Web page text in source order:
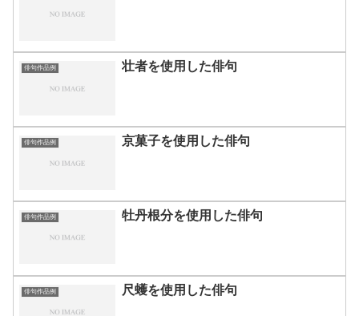
俳句作品例 壮者を使用した俳句
俳句作品例 京菓子を使用した俳句
俳句作品例 牡丹根分を使用した俳句
俳句作品例 尺蠖を使用した俳句